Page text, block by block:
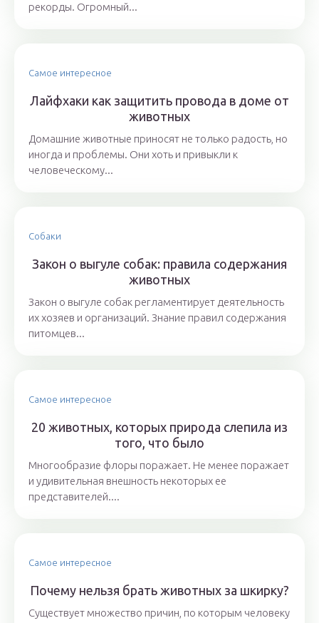
рекорды. Огромный...
Самое интересное
Лайфхаки как защитить провода в доме от
животных
Домашние животные приносят не только радость, но
иногда и проблемы. Они хоть и привыкли к
человеческому...
Собаки
Закон о выгуле собак: правила содержания
животных
Закон о выгуле собак регламентирует деятельность
их хозяев и организаций. Знание правил содержания
питомцев...
Самое интересное
20 животных, которых природа слепила из
того, что было
Многообразие флоры поражает. Не менее поражает
и удивительная внешность некоторых ее
представителей....
Самое интересное
Почему нельзя брать животных за шкирку?
Существует множество причин, по которым человеку